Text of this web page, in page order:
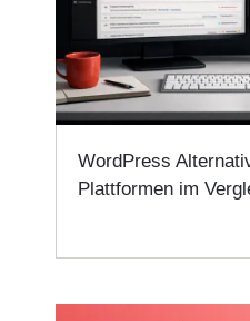
WordPress
Plattformen im